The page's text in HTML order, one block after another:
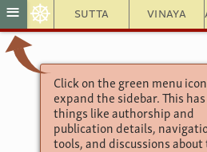
Sutta Vinaya
≡ ☸
Click on the green menu
expand the sidebar. This
things like authorship and
publication details,
tools, and discussions
Khuddaka
Sutta
4.14.